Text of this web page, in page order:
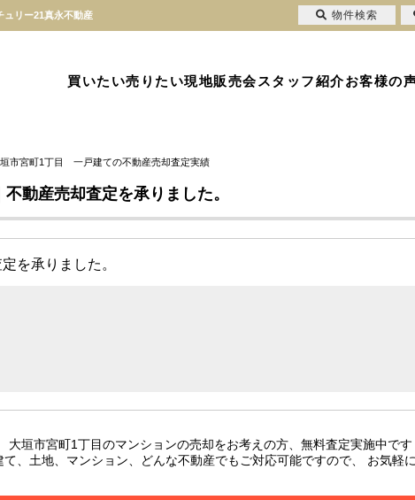
リー21真永不動産
買いたい売りたい現地販売会スタッフ紹介お客様の
市宮町1丁目 一戸建ての不動産売却査定実績
動産売却査定を承りました。
を承りました。
大垣市宮町1丁目のマンションの売却をお考えの方、無料査定実施中です
て、土地、マンション、どんな不動産でもご対応可能ですので、 お気軽
物件検索